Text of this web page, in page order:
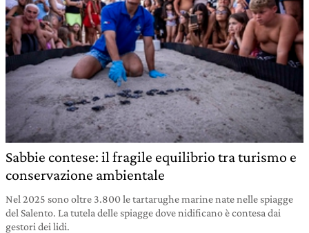
Sabbie contese: il fragile equilibrio tra turismo e
conservazione ambientale
Nel 2025 sono oltre 3.800 le tartarughe marine nate nelle spiagge
del Salento. La tutela delle spiagge dove nidificano è contesa dai
gestori dei lidi.